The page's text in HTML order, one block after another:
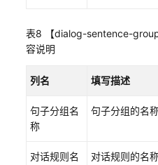
通
参
责
共
表8
【dialog-sentence-
容说明
列名 填写描述
句子分组名
称
句子分组的名
对话规则名
对话规则的名